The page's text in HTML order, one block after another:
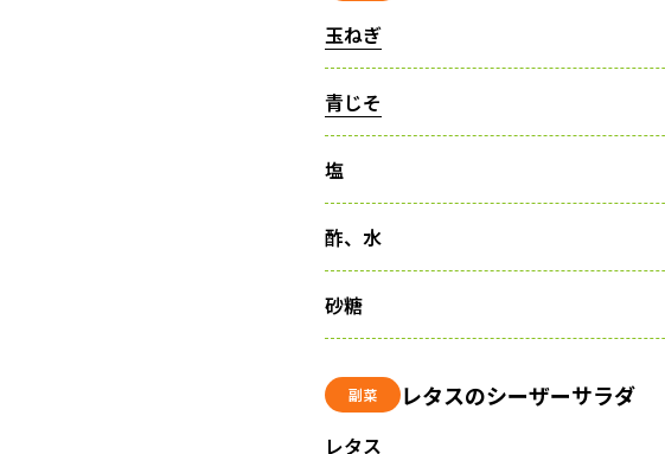
玉ねぎ
青じそ
塩
酢、水
砂糖
副菜 レタスのシーザーサラダ
レタス